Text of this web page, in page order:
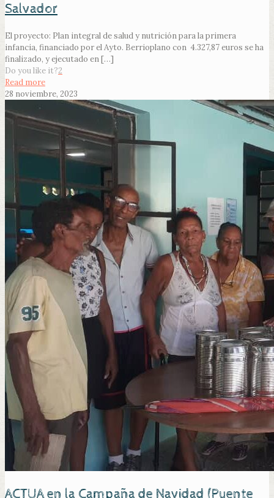
Salvador
El proyecto: Plan integral de salud y nutrición para la primera
infancia, financiado por el Ayto. Berrioplano con 4.327,87 euros se ha
finalizado, y ejecutado en[…]
Do you like it?2
Read more
28 noviembre, 2023
ACTUA en la Campaña de Navidad (Puente